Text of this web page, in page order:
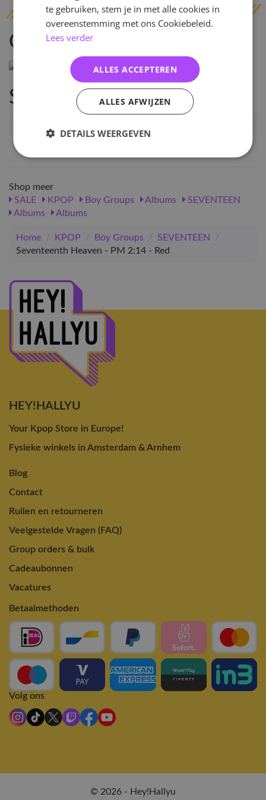
Omschrijving
Specificaties
Shop meer
SALE
KPOP Boy Groups Albums
SEVENTEEN
Albums
Albums
Home / KPOP / Boy Groups / SEVENTEEN
/
Seventeenth Heaven - PM 2:14 - Red
HEY!HALLYU
Your Kpop Store in Europe!
Fysieke winkels in Amsterdam & Arnhem
Blog
Contact
Ruilen en retourneren
Veelgestelde Vragen (FAQ)
Group orders & bulk
Cadeaubonnen
Vacatures
Betaalmethoden
Volg ons
© 2026 - Hey!Hallyu
te gebruiken, stem je in met alle cookies in
overeenstemming met ons Cookiebeleid.
Lees verder
ALLES ACCEPTEREN
ALLES AFWIJZEN
DETAILS WEERGEVEN